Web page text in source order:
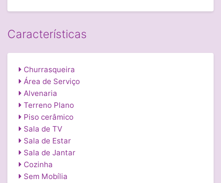
Características
Churrasqueira
Área de Serviço
Alvenaria
Terreno Plano
Piso cerâmico
Sala de TV
Sala de Estar
Sala de Jantar
Cozinha
Sem Mobília